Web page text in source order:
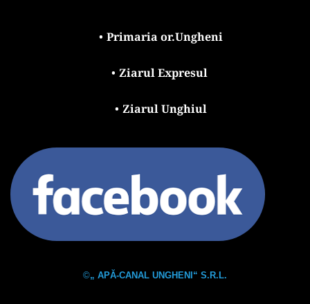
Primaria or.Ungheni
Ziarul Expresul
Ziarul Unghiul
©„ APĂ-CANAL UNGHENI“ S.R.L.